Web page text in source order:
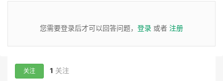
您需要登录后才可以回答问题， 登录 或者 注册
关注 1 关注